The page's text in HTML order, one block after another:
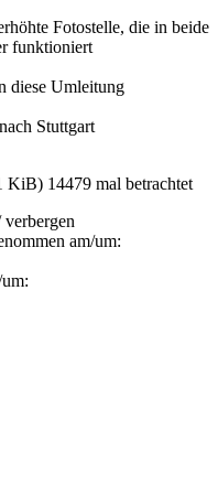
Fotostelle, die in beide
funktioniert
diese Umleitung
Stuttgart
KiB) 14479 mal betrachtet
verbergen
am/um: